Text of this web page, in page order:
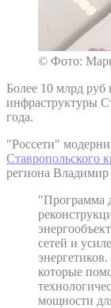
© Фото:
Более 10 млрд руб
инфраструктуры
года.
"Россети"
Ставропольского
региона
"Программа
сетей и
которые
мощности